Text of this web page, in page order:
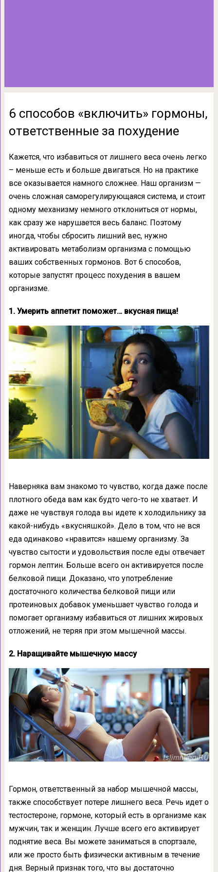
6 способов «включить» гормоны,
ответственные за похудение
Кажется, что избавиться от лишнего веса очень легко
– меньше есть и больше двигаться. Но на практике
все оказывается намного сложнее. Наш организм —
очень сложная саморегулирующаяся система, и стоит
одному механизму немного отклониться от нормы,
как сразу же нарушается весь баланс. Поэтому
иногда, чтобы сбросить лишний вес, нужно
активировать метаболизм организма с помощью
ваших собственных гормонов. Вот 6 способов,
которые запустят процесс похудения в вашем
организме.
1. Умерить аппетит поможет… вкусная пища!
Наверняка вам знакомо то чувство, когда даже после
плотного обеда вам как будто чего-то не хватает. И
даже не чувствуя голода вы идете к холодильнику за
какой-нибудь «вкусняшкой». Дело в том, что не вся
еда одинаково «нравится» нашему организму. За
чувство сытости и удовольствия после еды отвечает
гормон лептин. Больше всего он активируется после
белковой пищи. Доказано, что употребление
достаточного количества белковой пищи или
протеиновых добавок уменьшает чувство голода и
помогает организму избавиться от лишних жировых
отложений, не теряя при этом мышечной массы.
2. Наращивайте мышечную массу
Гормон, ответственный за набор мышечной массы,
также способствует потере лишнего веса. Речь идет о
тестостероне, гормоне, который есть в организме как
мужчин, так и женщин. Лучше всего его активирует
поднятие веса. Вы можете заниматься в спортзале,
или же просто быть физически активным в течение
дня. Верный признак того, что вы достаточно